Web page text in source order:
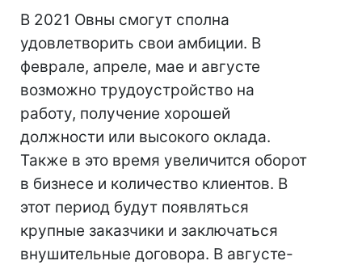
В 2021 Овны смогут сполна
удовлетворить свои амбиции. В
феврале, апреле, мае и августе
возможно трудоустройство на
работу, получение хорошей
должности или высокого оклада.
Также в это время увеличится оборот
в бизнесе и количество клиентов. В
этот период будут появляться
крупные заказчики и заключаться
внушительные договора. В августе-